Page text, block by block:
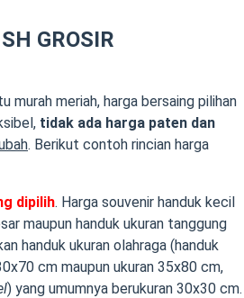
GROSIR
murah meriah, harga bersaing pilihan
tidak ada harga paten dan
. Berikut contoh rincian harga
dipilih. Harga souvenir handuk kecil
maupun handuk ukuran tanggung
handuk ukuran olahraga (handuk
cm maupun ukuran 35x80 cm,
) yang umumnya berukuran 30x30 cm.